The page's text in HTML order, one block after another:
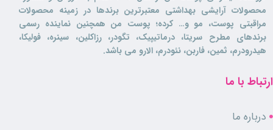
ترکیبات تغذیه کننده موجود در این محصول، پوست را تقویت کرده و باعث
جلوگیری از شلی و افتادگی پوست می گردند
کرم هیدرامکس ژوت سرشار از ترکیبات آنتی اکسیدانی می باشد که مانع از
تاثیر مخرب رادیکال های آزاد روی پوست شده و از پیری زودرس پوست
جلوگیری می کند.
ویژگی ها
آبرسانی عمیق و طولانی مدت
تسکین دهنده و التیام بخش
محصولات آرایشی بهداشتی معتبرترین برندها در زمینه محصولات
مراقبتی پوست، مو و… کرده؛ پوست من همچنین نماینده رسمی
برندهای مطرح سریتا، درماتیپیک، تگودر، رزاکلین، سینره، فولیکا،
هیدرودرم، ثمین، فاربن، نئودرم، الارو می باشد.
ارتباط با ما
درباره ما